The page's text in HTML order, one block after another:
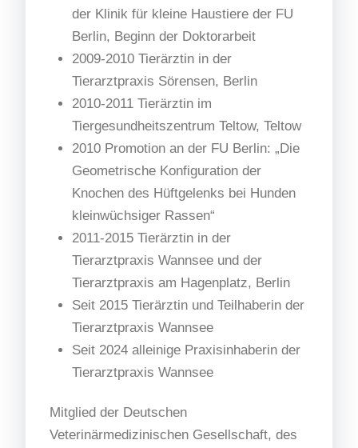
der Klinik für kleine Haustiere der FU
Berlin, Beginn der Doktorarbeit
2009-2010 Tierärztin in der
Tierarztpraxis Sörensen, Berlin
2010-2011 Tierärztin im
Tiergesundheitszentrum Teltow, Teltow
2010 Promotion an der FU Berlin: „Die
Geometrische Konfiguration der
Knochen des Hüftgelenks bei Hunden
kleinwüchsiger Rassen“
2011-2015 Tierärztin in der
Tierarztpraxis Wannsee und der
Tierarztpraxis am Hagenplatz, Berlin
Seit 2015 Tierärztin und Teilhaberin der
Tierarztpraxis Wannsee
Seit 2024 alleinige Praxisinhaberin der
Tierarztpraxis Wannsee
Mitglied der Deutschen
Veterinärmedizinischen Gesellschaft, des